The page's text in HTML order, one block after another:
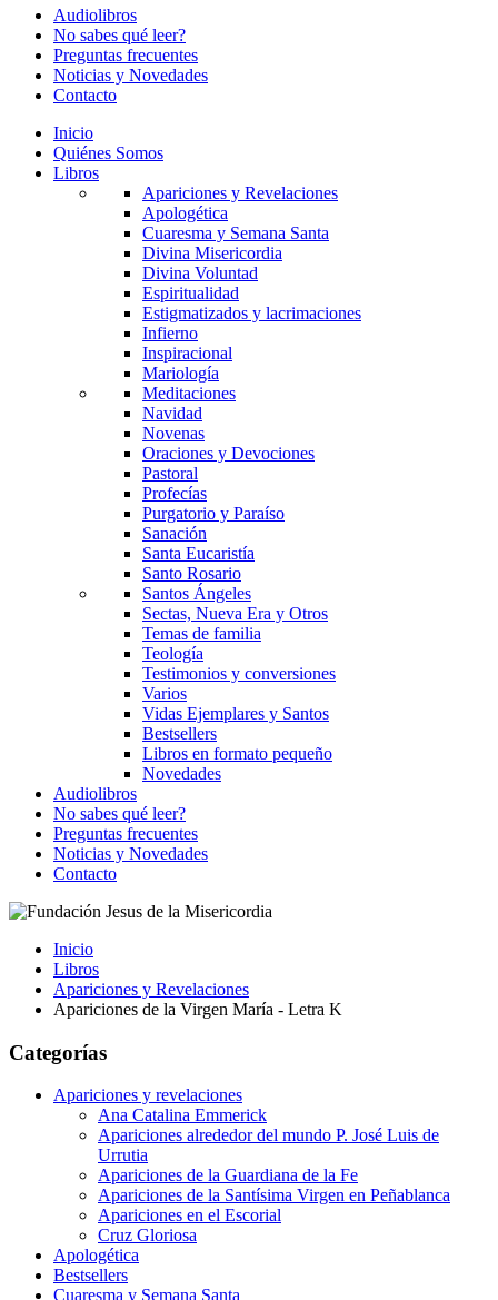
Audiolibros
No sabes qué leer?
Preguntas frecuentes
Noticias y Novedades
Contacto
Inicio
Quiénes Somos
Libros
Apariciones y Revelaciones
Apologética
Cuaresma y Semana Santa
Divina Misericordia
Divina Voluntad
Espiritualidad
Estigmatizados y lacrimaciones
Infierno
Inspiracional
Mariología
Meditaciones
Navidad
Novenas
Oraciones y Devociones
Pastoral
Profecías
Purgatorio y Paraíso
Sanación
Santa Eucaristía
Santo Rosario
Santos Ángeles
Sectas, Nueva Era y Otros
Temas de familia
Teología
Testimonios y conversiones
Varios
Vidas Ejemplares y Santos
Bestsellers
Libros en formato pequeño
Novedades
Audiolibros
No sabes qué leer?
Preguntas frecuentes
Noticias y Novedades
Contacto
Inicio
Libros
Apariciones y Revelaciones
Apariciones de la Virgen María - Letra K
Categorías
Apariciones y revelaciones
Ana Catalina Emmerick
Apariciones alrededor del mundo P. José Luis de
Urrutia
Apariciones de la Guardiana de la Fe
Apariciones de la Santísima Virgen en Peñablanca
Apariciones en el Escorial
Cruz Gloriosa
Apologética
Bestsellers
Cuaresma y Semana Santa